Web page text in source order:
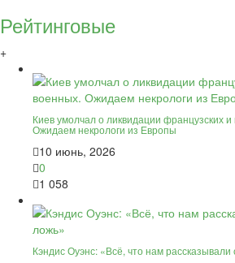
Рейтинговые
+
Киев умолчал о ликвидации французских
Ожидаем некрологи из Европы
10 июнь, 2026
0
1 058
Кэндис Оуэнс: «Всё, что нам